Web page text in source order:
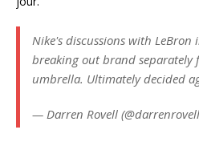
Nike's discussions with
breaking out brand separately
umbrella. Ultimately decided
— Darren Rovell